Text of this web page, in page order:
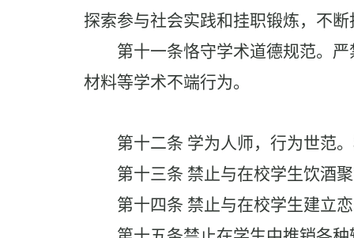
探索参与社会实践和挂职锻炼，不
第十一条恪守学术道德规范。
材料等学术不端行为。
第十二条 学为人师，行为世范
第十三条 禁止与在校学生饮酒
第十四条 禁止与在校学生建立